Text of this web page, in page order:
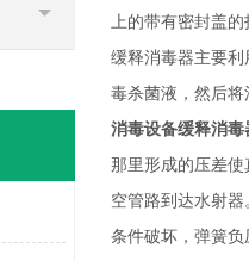
上的带有密封盖
缓释消毒器主要
毒杀菌液，然后
消毒设备缓释消毒
那里形成的压差
空管路到达水射
条件破坏，弹簧